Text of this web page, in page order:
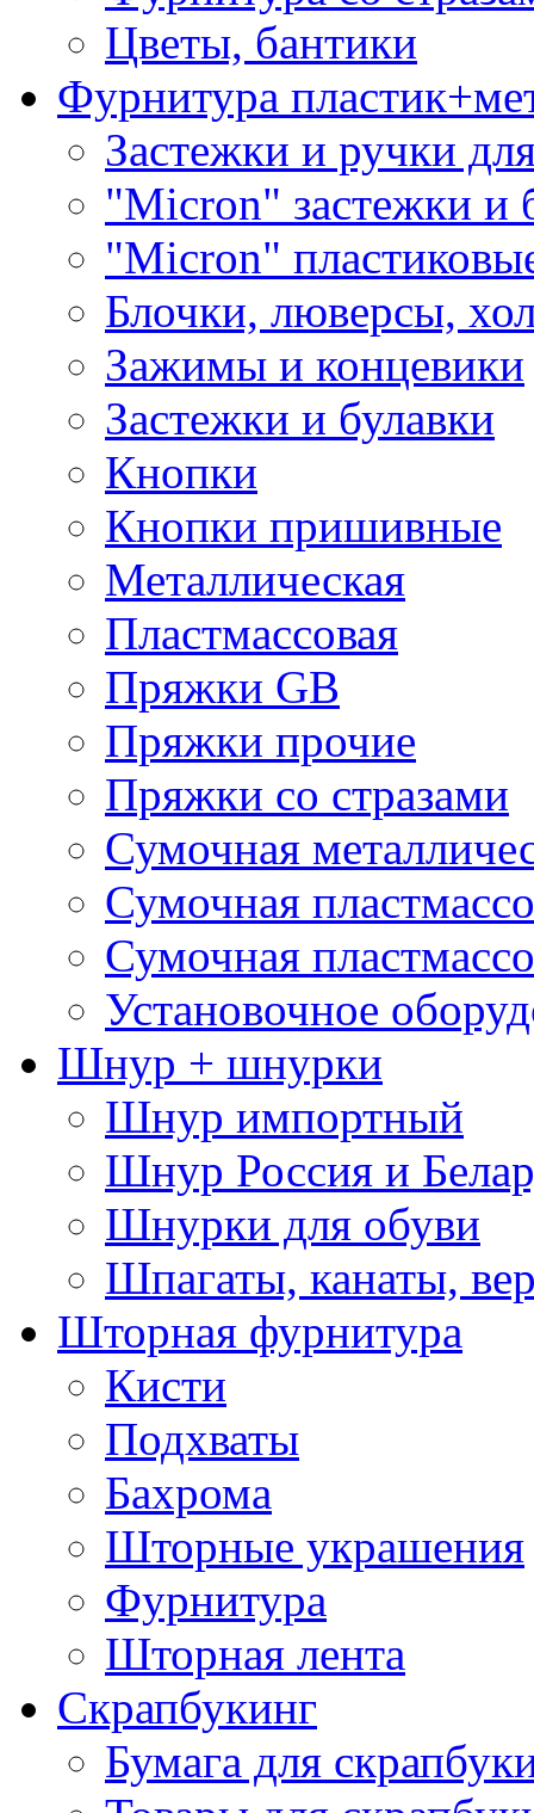
Цветы, бантики
Фурнитура
Застежки и ручки
"Micron" застежки и
"Micron"
Блочки, люверсы,
Зажимы и концевики
Застежки и булавки
Кнопки
Кнопки пришивные
Металлическая
Пластмассовая
Пряжки GB
Пряжки прочие
Пряжки со стразами
Сумочная
Сумочная
Сумочная
Установочное
Шнур + шнурки
Шнур импортный
Шнур Россия и
Шнурки для обуви
Шпагаты, канаты,
Шторная фурнитура
Кисти
Подхваты
Бахрома
Шторные украшения
Фурнитура
Шторная лента
Скрапбукинг
Бумага для